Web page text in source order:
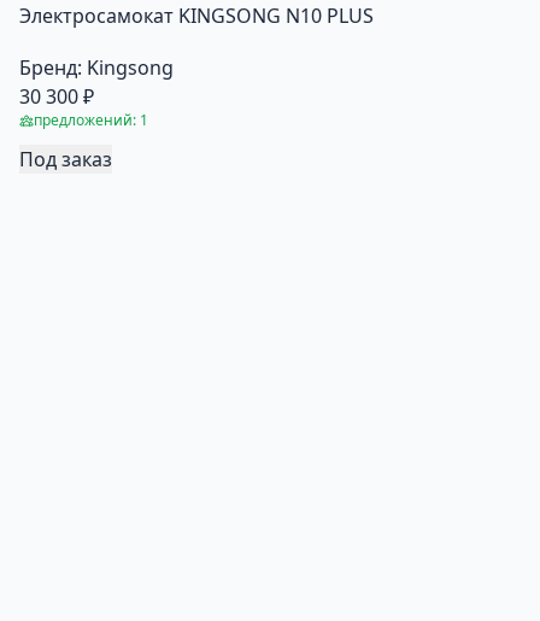
Электросамокат KINGSONG N10 PLUS
Бренд: Kingsong
30 300 ₽
предложений: 1
Под заказ